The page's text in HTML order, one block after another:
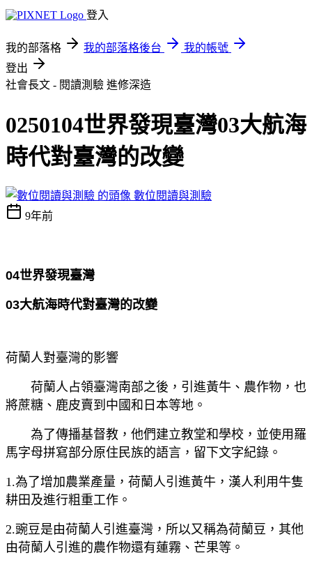
登入
我的部落格 我的部落格後台
我的帳號
登出
社會長文 - 閱讀測驗 進修深造
0250104世界發現臺灣03大航海
時代對臺灣的改變
數位閱讀與測驗
9年前
04世界發現臺灣
03大航海時代對臺灣的改變
荷蘭人對臺灣的影響
荷蘭人占領臺灣南部之後，引進黃牛、農作物，也
將蔗糖、鹿皮賣到中國和日本等地。
為了傳播基督教，他們建立教堂和學校，並使用羅
馬字母拼寫部分原住民族的語言，留下文字紀錄。
1.為了增加農業產量，荷蘭人引進黃牛，漢人利用牛隻
耕田及進行粗重工作。
2.豌豆是由荷蘭人引進臺灣，所以又稱為荷蘭豆，其他
由荷蘭人引進的農作物還有蓮霧、芒果等。